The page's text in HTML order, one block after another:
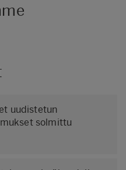
uudistetun
solmittu